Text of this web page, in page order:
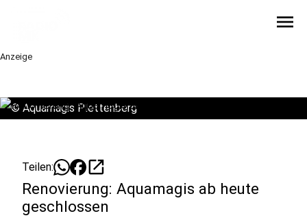
menu
Anzeige
© Aquamagis Plettenberg
Teilen: open_in_new
Renovierung: Aquamagis ab heute
geschlossen